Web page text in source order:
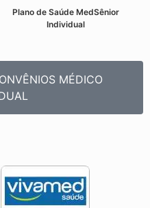
Plano de Saúde MedSênior
Individual
MÉDICO